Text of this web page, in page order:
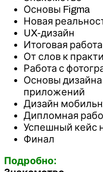
Основы Figma
Новая
UX-дизайн
Итоговая
От слов к
Работа с
Основы
приложений
Дизайн
Дипломная
Успешный кейс
Финал
Подробно: